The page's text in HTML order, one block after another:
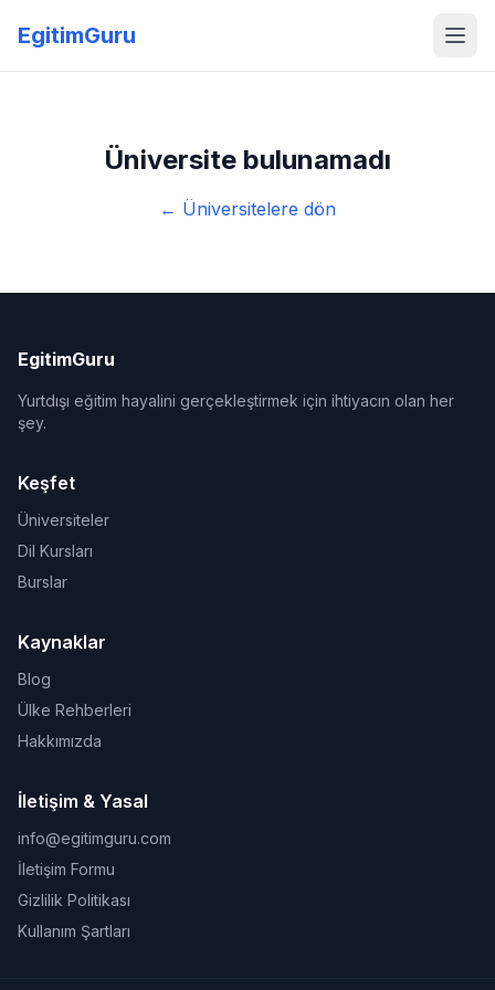
EgitimGuru
Üniversite bulunamadı
← Üniversitelere dön
EgitimGuru
Yurtdışı eğitim hayalini gerçekleştirmek için ihtiyacın olan her
şey.
Keşfet
Üniversiteler
Dil Kursları
Burslar
Kaynaklar
Blog
Ülke Rehberleri
Hakkımızda
İletişim & Yasal
info@egitimguru.com
İletişim Formu
Gizlilik Politikası
Kullanım Şartları